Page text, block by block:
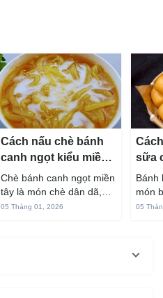
Cách nấu chè bánh
canh ngọt kiểu miền
Tây ngon chuẩn vị
Chè bánh canh ngọt miền
tây là món chè dân dã,
gắn liền với đời sống sinh
05 Tháng 01, 2026
sữa
hấp
Bánh
món
mùi
05